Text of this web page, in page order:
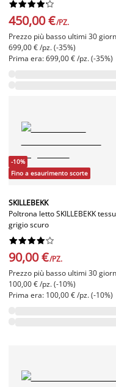






450,00 €/PZ.
Prezzo più basso ultimi 30
699,00 € /pz. (-35%)
Prima era: 699,00 € /pz. (-35%)
-10%
Fino a esaurimento scorte
SKILLEBEKK
Poltrona letto SKILLEBEKK
grigio scuro






90,00 €/PZ.
Prezzo più basso ultimi 30
100,00 € /pz. (-10%)
Prima era: 100,00 € /pz. (-10%)